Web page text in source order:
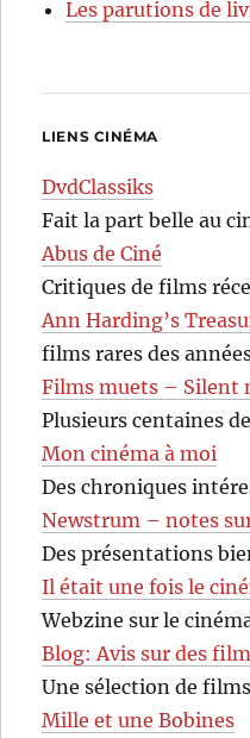
Les parutions de
LIENS CINÉMA
DvdClassiks
Fait la part belle au
Abus de Ciné
Critiques de films
Ann Harding’s
films rares des
Films muets – Silent
Plusieurs centaines
Mon cinéma à moi
Des chroniques
Newstrum – notes
Des présentations
Il était une fois le
Webzine sur le
Blog: Avis sur des
Une sélection de
Mille et une Bobines